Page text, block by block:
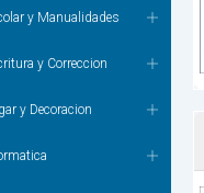
y Manualidades
y Correccion
y Decoracion